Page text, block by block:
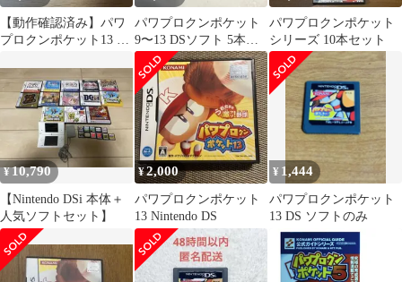
【動作確認済み】パワ
プロクンポケット13 ニ
パワプロクンポケット
9〜13 DSソフト 5本セ
ット
パワプロクンポケット
シリーズ 10本セット
¥10,790
【Nintendo DSi 本体＋
人気ソフトセット】
¥2,000
パワプロクンポケット
13 Nintendo DS
¥ 1,444
パワプロクンポケット
13 DS ソフトのみ